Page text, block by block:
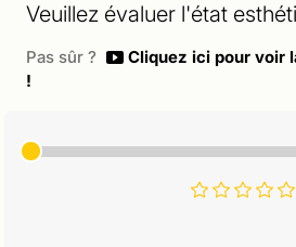
Veuillez évaluer l'état
Pas sûr ?
Cliquez ici pour voir
!